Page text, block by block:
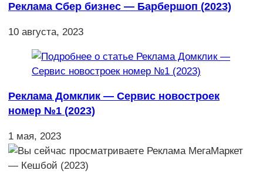
Реклама Сбер бизнес — Барбершоп (2023)
10 августа, 2023
Реклама Домклик — Сервис новостроек
номер №1 (2023)
1 мая, 2023